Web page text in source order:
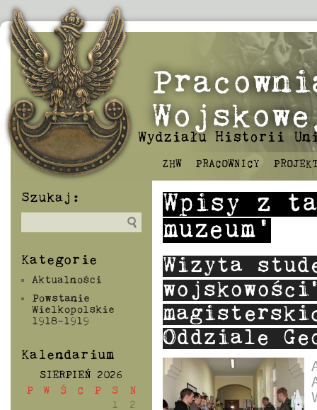
Wydziału Historii
ZHW PRACOWNICY
Szukaj:
Kategorie
Aktualności
Powstanie
Wielkopolskie
1918-1919
Kalendarium
SIERPIEŃ 2026
P
W Ś C P S
N
1
2
Wpisy z
muzeum’
Wizyta
Oddziale